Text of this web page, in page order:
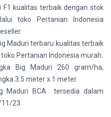
kualitas terbaik dengan stok
toko Pertanian Indonesia
Maduri terbaru kualitas terbaik
Pertanian Indonesia murah.
Big Maduri 260 gram/ha,
3.5 meter x 1 meter.
Maduri BCA tersedia dalam
23.